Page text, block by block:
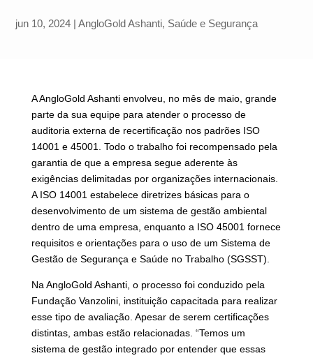
jun 10, 2024 |AngloGold Ashanti, Saúde e Segurança
A AngloGold Ashanti envolveu, no mês de maio, grande
parte da sua equipe para atender o processo de
auditoria externa de recertificação nos padrões ISO
14001 e 45001. Todo o trabalho foi recompensado pela
garantia de que a empresa segue aderente às
exigências delimitadas por organizações internacionais.
A ISO 14001 estabelece diretrizes básicas para o
desenvolvimento de um sistema de gestão ambiental
dentro de uma empresa, enquanto a ISO 45001 fornece
requisitos e orientações para o uso de um Sistema de
Gestão de Segurança e Saúde no Trabalho (SGSST).
Na AngloGold Ashanti, o processo foi conduzido pela
Fundação Vanzolini, instituição capacitada para realizar
esse tipo de avaliação. Apesar de serem certificações
distintas, ambas estão relacionadas. “Temos um
sistema de gestão integrado por entender que essas